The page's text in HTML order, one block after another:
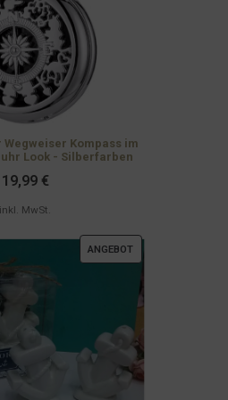
Kompass im
Look - Silberfarben
19,99 €
inkl. MwSt.
ANGEBOTPRODUKT
ANGEBOT